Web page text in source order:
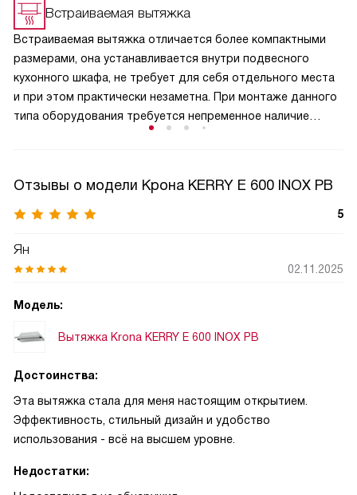
и в кухню из вентиляции может поступить загрязненный
воздух, отводимый устройствами соседей. Кроме
неприятных запахов, из вентиляционного канала на кухню
может попасть пыль. Эта функция полезна и для частных
домовладений, поскольку не дает попасть в помещение
аллергенной пыльце растений и вредным насекомым.
Встраиваемая вытяжка
Встраиваемая вытяжка отличается более компактными
размерами, она устанавливается внутри подвесного
кухонного шкафа, не требует для себя отдельного места
и при этом практически незаметна. При монтаже данного
типа оборудования требуется непременное наличие
Отзывы о модели Крона KERRY E 600 INOX PB
5
Ян
02.11.2025
Модель:
Вытяжка Krona KERRY E 600 INOX PB
Достоинства:
Эта вытяжка стала для меня настоящим открытием.
Эффективность, стильный дизайн и удобство
использования - всё на высшем уровне.
Недостатки: